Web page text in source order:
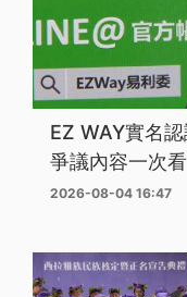
EZ WAY實名
爭議內容一次看
2026-08-04 16:47